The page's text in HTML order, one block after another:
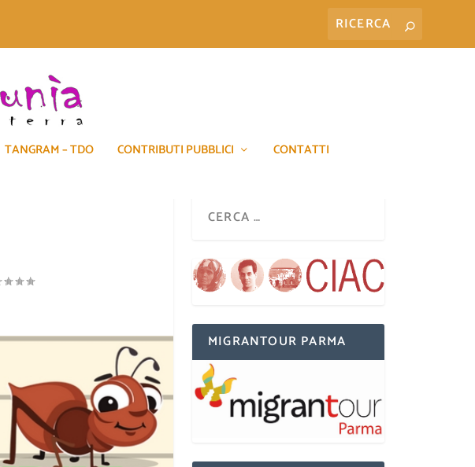
TANGRAM – TDO CONTRIBUTI PUBBLICI CONTATTI
MIGRANTOUR PARMA